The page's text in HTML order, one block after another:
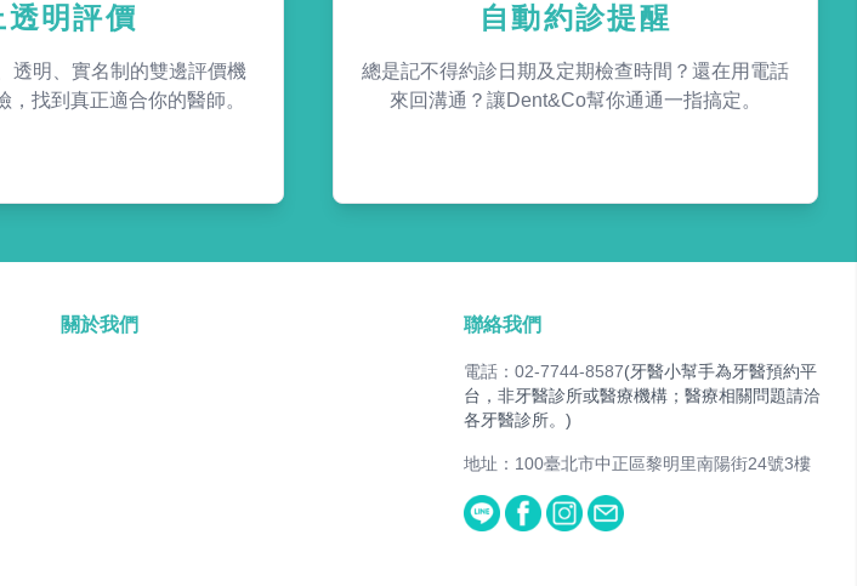
透明評價
透明、實名制的雙邊評價機
，找到真正適合你的醫師。
自動約診提醒
總是記不得約診日期及定期檢查時間？還在用電話
來回溝通？讓Dent&Co幫你通通一指搞定。
關於我們 聯絡我們
電話：02-7744-8587(牙醫小幫手為牙醫預約平
台，非牙醫診所或醫療機構；醫療相關問題請洽
各牙醫診所。)
地址：100臺北市中正區黎明里南陽街24號3樓